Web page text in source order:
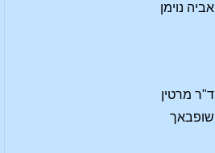
אביה נוימן
ד"ר מרטין
שופבאך